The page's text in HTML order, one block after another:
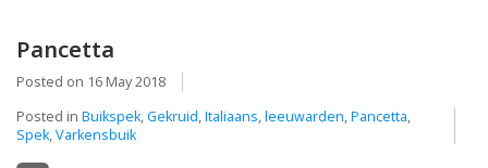
Pancetta
Posted on 16 May 2018
Posted in Buikspek,Gekruid,Italiaans,leeuwarden,Pancetta,
Spek,Varkensbuik